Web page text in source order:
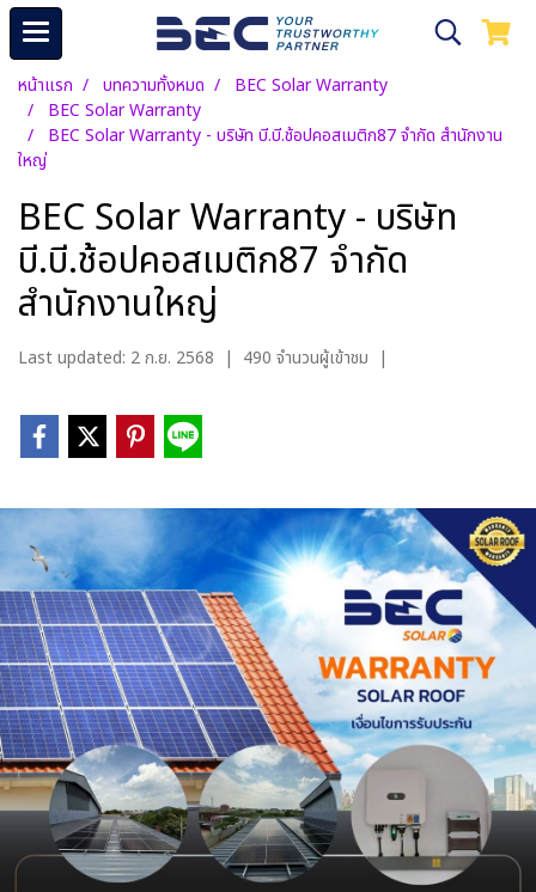
หน้าแรก บทความทั้งหมด
BEC Solar Warranty
BEC Solar Warranty
BEC Solar Warranty - บริษัท บี.บี.ช้อปคอสเมติก87 จำกัด สำนักงาน
ใหญ่
BEC Solar Warranty - บริษัท
บี.บี.ช้อปคอสเมติก87 จำกัด
สำนักงานใหญ่
Last updated: 2 ก.ย. 2568 | 490 จำนวนผู้เข้าชม |